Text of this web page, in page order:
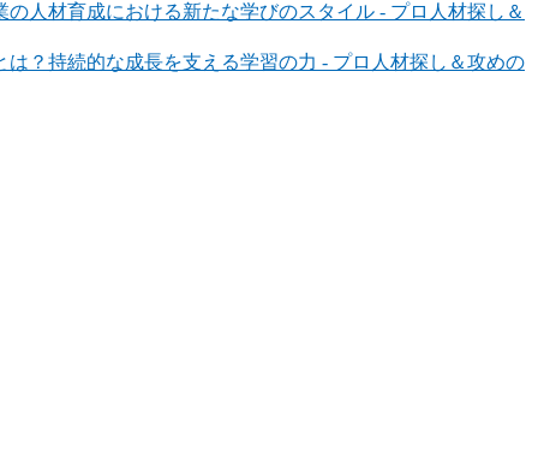
人材育成における新たな学びのスタイル - プロ人材探し＆
？持続的な成長を支える学習の力 - プロ人材探し＆攻めの